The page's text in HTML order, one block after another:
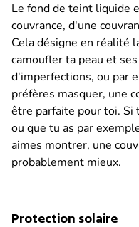
Le fond de teint liquide
couvrance, d'une
Cela désigne en réalité
camoufler ta peau et
d'imperfections, ou par
préfères masquer, une
être parfaite pour toi. Si
ou que tu as par
aimes montrer, une
probablement mieux.
Protection solaire